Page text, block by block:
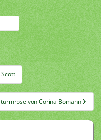
Scott
von Corina Bomann